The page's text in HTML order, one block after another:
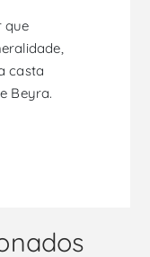
que
casta
Beyra.